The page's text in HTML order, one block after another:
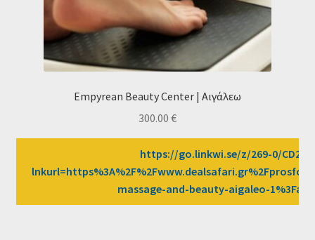
Empyrean Beauty Center | Αιγάλεω
300.00 €
https://go.linkwi.se/z/269-0/
massage-and-beauty-aigaleo-